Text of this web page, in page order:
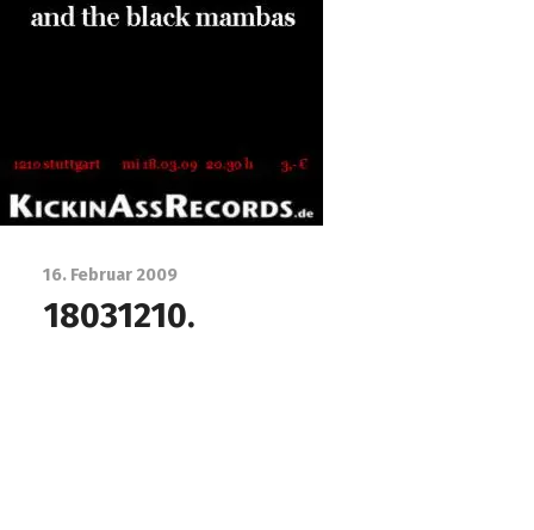
16. Februar 2009
18031210.